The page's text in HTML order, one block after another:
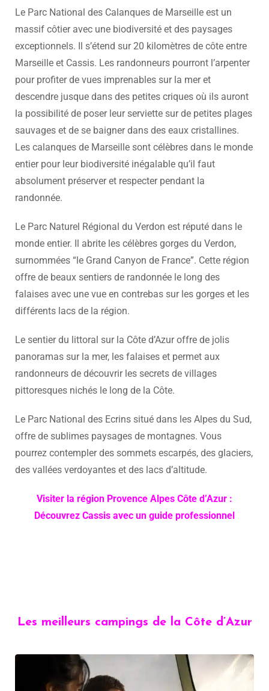
Le Parc National des Calanques de Marseille est un
massif côtier avec une biodiversité et des paysages
exceptionnels. Il s’étend sur 20 kilomètres de côte entre
Marseille et Cassis. Les randonneurs pourront l’arpenter
pour profiter de vues imprenables sur la mer et
descendre jusque dans des petites criques où ils auront
la possibilité de poser leur serviette sur de petites plages
sauvages et de se baigner dans des eaux cristallines.
Les calanques de Marseille sont célèbres dans le monde
entier pour leur biodiversité inégalable qu’il faut
absolument préserver et respecter pendant la
randonnée.
Le Parc Naturel Régional du Verdon est réputé dans le
monde entier. Il abrite les célèbres gorges du Verdon,
surnommées “le Grand Canyon de France”. Cette région
offre de beaux sentiers de randonnée le long des
falaises avec une vue en contrebas sur les gorges et les
différents lacs de la région.
Le sentier du littoral sur la Côte d’Azur offre de jolis
panoramas sur la mer, les falaises et permet aux
randonneurs de découvrir les secrets de villages
pittoresques nichés le long de la Côte.
Le Parc National des Ecrins situé dans les Alpes du Sud,
offre de sublimes paysages de montagnes. Vous
pourrez contempler des sommets escarpés, des glaciers,
des vallées verdoyantes et des lacs d’altitude.
Visiter la région Provence Alpes Côte d’Azur :
Découvrez Cassis avec un guide professionnel
Les meilleurs campings de la Côte d’Azur